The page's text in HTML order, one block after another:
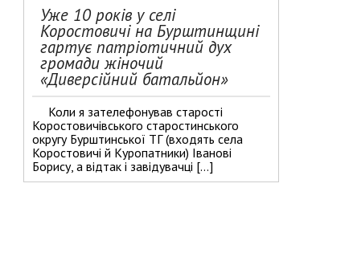
Уже 10 років у селі
Коростовичі на Бурштинщині
гартує патріотичний дух
громади жіночий
«Диверсійний батальйон»
Коли я зателефонував старості
Коростовичівського старостинського
округу Бурштинської ТГ (входять села
Коростовичі й Куропатники) Іванові
Борису, а відтак і завідувачці […]